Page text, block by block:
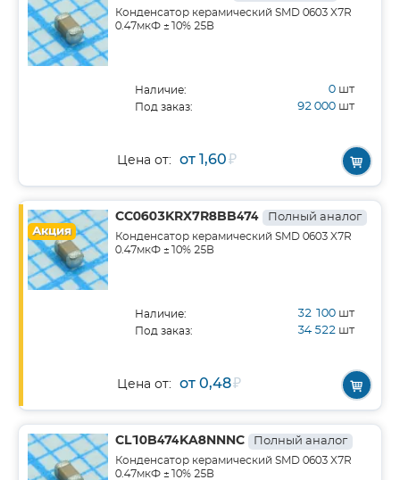
Конденсатор керамический SMD 0603 X7R
0.47мкФ ±10% 25В
Наличие: 0 шт
Под заказ: 92 000 шт
Цена от: от 1,60₽
Акция
CC0603KRX7R8BB474 Полный аналог
Конденсатор керамический SMD 0603 X7R
0.47мкФ ±10% 25В
Наличие: 32 100 шт
Под заказ: 34 522 шт
Цена от: от 0,48₽
CL10B474KA8NNNC Полный аналог
Конденсатор керамический SMD 0603 X7R
0.47мкФ ±10% 25В